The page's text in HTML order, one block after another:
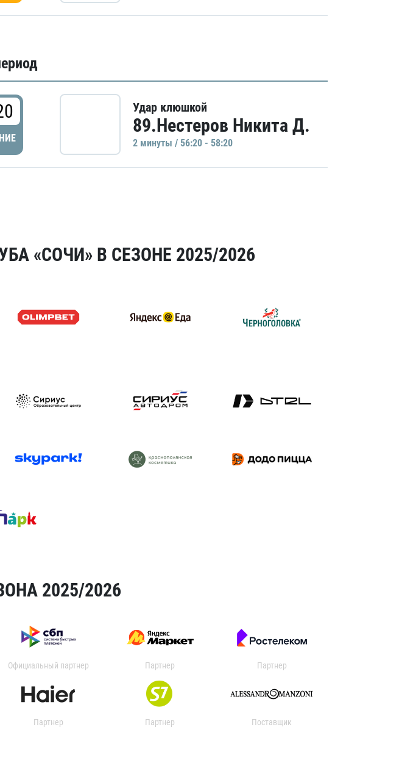
Удар клюшкой
89.Нестеров Никита Д.
2 минуты / 56:20 - 58:20
«СОЧИ» В СЕЗОНЕ 2025/2026
2025/2026
Официальный партнер Партнер Партнер
Партнер Партнер Поставщик